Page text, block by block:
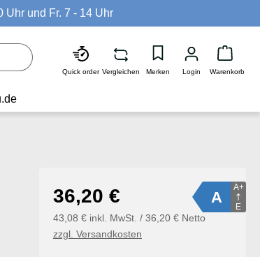
Uhr und Fr. 7 - 14 Uhr
Quick order Vergleichen Merken Login Warenkorb
Regulärer Preis:
36,20 €
43,08 € inkl. MwSt. / 36,20 € Netto
zzgl. Versandkosten
A
A+
E